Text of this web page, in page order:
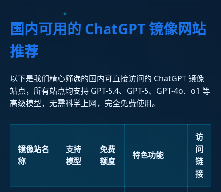
国内可用的 ChatGPT 镜像网站
推荐
以下是我们精心筛选的国内可直接访问的 ChatGPT 镜像
站点，所有站点均支持 GPT-5.4、GPT-5、GPT-4o、o1 等
高级模型，无需科学上网，完全免费使用。
镜像站名
称
支持
模型
免费
额度
特色功能
访
问
链
接